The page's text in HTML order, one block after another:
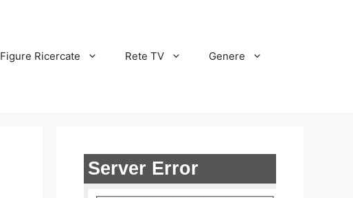
Figure Ricercate Rete TV Genere